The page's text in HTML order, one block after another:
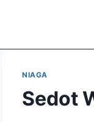
NIAGA
Sedot